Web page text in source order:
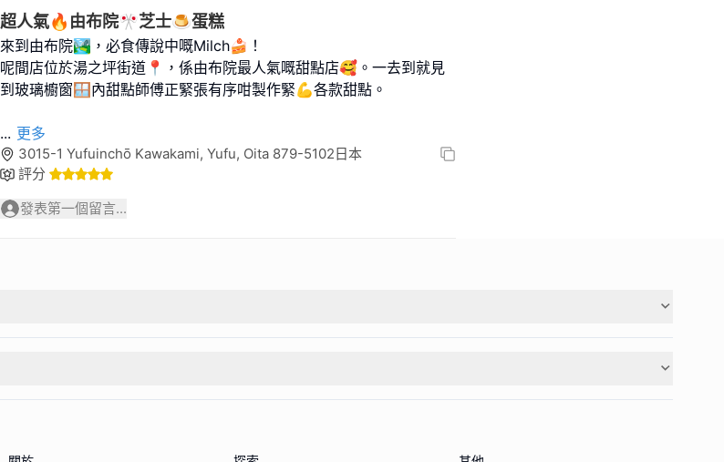
超人氣🔥由布院🎌芝士🍮蛋糕
來到由布院🏞️，必食傳說中嘅Milch🍰！
呢間店位於湯之坪街道📍，係由布院最人氣嘅甜點店🥰。一去到就見
到玻璃櫥窗🪟內甜點師傅正緊張有序咁製作緊💪各款甜點。
... 更多
3015-1 Yufuinchō Kawakami, Yufu, Oita 879-5102日本
評分
發表第一個留言...